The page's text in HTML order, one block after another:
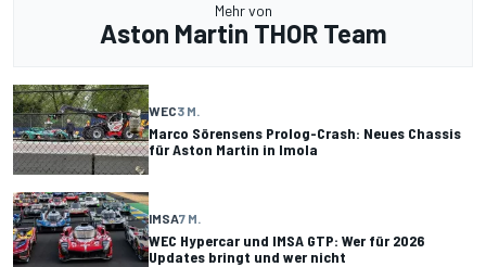
Mehr von
Aston Martin THOR Team
WEC3 M.
Marco Sörensens Prolog-Crash: Neues Chassis
für Aston Martin in Imola
IMSA7 M.
WEC Hypercar und IMSA GTP: Wer für 2026
Updates bringt und wer nicht